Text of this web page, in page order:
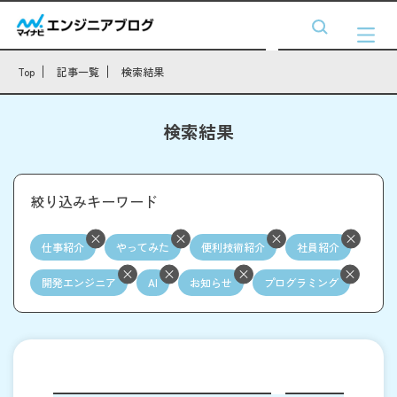
Top 記事一覧 検索結果
検索結果
絞り込みキーワード
仕事紹介 やってみた 便利技術紹介 社員紹介
開発エンジニア AI お知らせ プログラミング